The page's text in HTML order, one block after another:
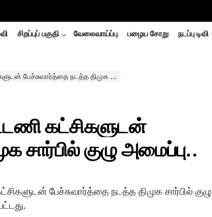
சிறப்புப் பகுதி வேலைவாய்ப்பு பழைய சோறு நடப்பு டிவி
நடத்த திமுக சார்பில் குழு அமைப்பு..
கட்சிகளுடன்
சார்பில் குழு அமைப்பு..
பேச்சுவார்த்தை நடத்த திமுக சார்பில் குழு